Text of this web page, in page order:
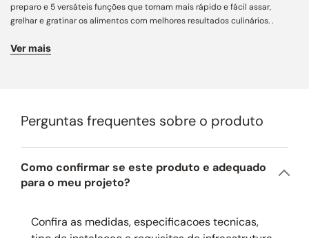
preparo e 5 versáteis funções que tornam mais rápido e fácil assar,
grelhar e gratinar os alimentos com melhores resultados culinários. .
Queimadores Profissionais Sabaf High Efficience: Oferecem uma grande
amplitude entre as potências máxima e mínima de chama, calor na
Função Calor por Convecção Dupla: Oferece a melhor distribuição da
homogêneo com deliciosos resultados de grandes alimentos.
Grill a Gás de 3.200 W: Potente e extra grande atuando por toda a largura
do forno para preparar grandes alimentos como churrascos, grelhados e
Manípulos Banhados a Ouro: De alto brilho, recebem um tratamento de
Ver mais
Perguntas frequentes sobre o produto
Como confirmar se este produto e adequado
para o meu projeto?
Confira as medidas, especificacoes tecnicas,